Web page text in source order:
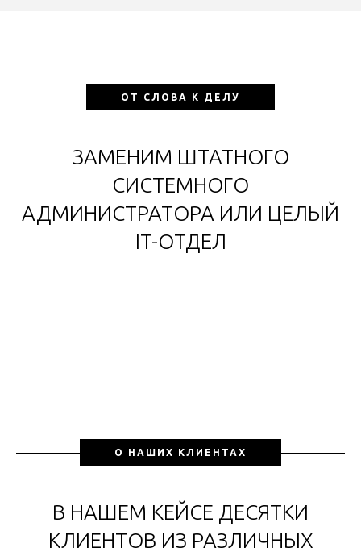
ОТ СЛОВА К ДЕЛУ
ЗАМЕНИМ ШТАТНОГО
СИСТЕМНОГО
АДМИНИСТРАТОРА ИЛИ ЦЕЛЫЙ
IT-ОТДЕЛ
О НАШИХ КЛИЕНТАХ
В НАШЕМ КЕЙСЕ ДЕСЯТКИ
КЛИЕНТОВ ИЗ РАЗЛИЧНЫХ